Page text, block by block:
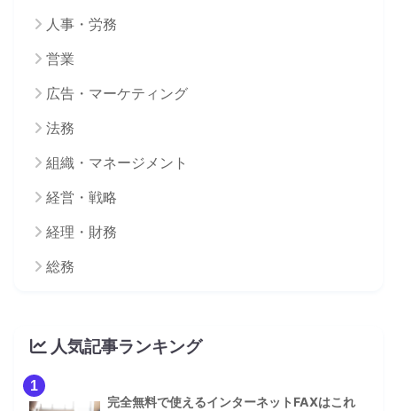
人事・労務
営業
広告・マーケティング
法務
組織・マネージメント
経営・戦略
経理・財務
総務
人気記事ランキング
1
完全無料で使えるインターネットFAXはこれ